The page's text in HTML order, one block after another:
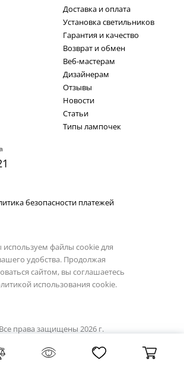
Доставка и оплата
Установка светильников
Гарантия и качество
Возврат и обмен
Веб-мастерам
Дизайнерам
Отзывы
Новости
Статьи
Типы лампочек
безопасности платежей
файлы cookie для
удобства. Продолжая
сайтом, вы соглашаетесь
использования cookie.
Все права защищены 2026 г.